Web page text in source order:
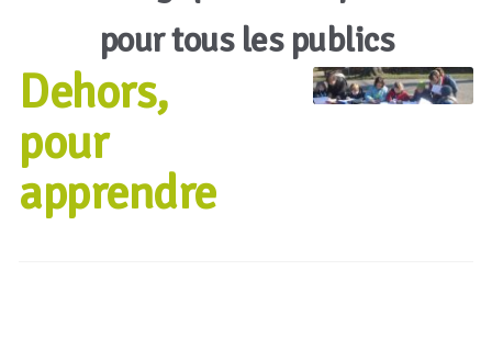
pour tous les publics
Dehors,
pour
apprendre